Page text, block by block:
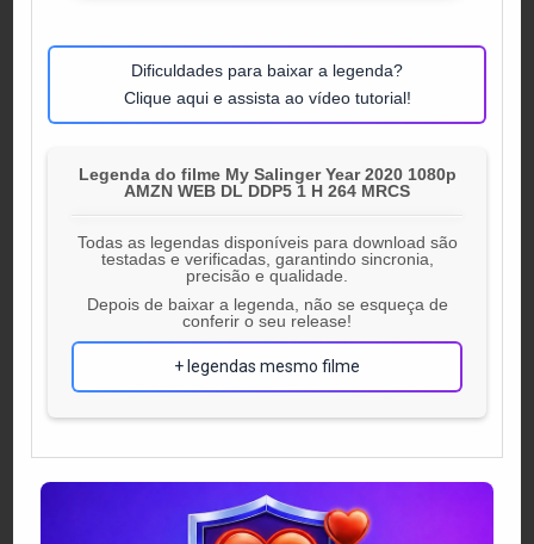
Dificuldades para baixar a legenda?
Clique aqui e assista ao vídeo tutorial!
Legenda do filme My Salinger Year 2020 1080p
AMZN WEB DL DDP5 1 H 264 MRCS
Todas as legendas disponíveis para download são
testadas e verificadas, garantindo sincronia,
precisão e qualidade.
Depois de baixar a legenda, não se esqueça de
conferir o seu release!
+ legendas mesmo filme